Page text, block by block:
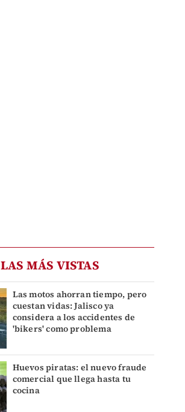
LAS MÁS VISTAS
Las motos ahorran tiempo, pero
cuestan vidas: Jalisco ya
considera a los accidentes de
'bikers' como problema
Huevos piratas: el nuevo fraude
comercial que llega hasta tu
cocina